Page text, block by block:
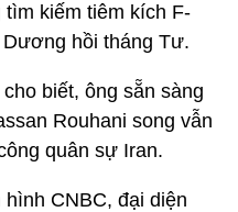
kiếm tiêm kích F-
hồi tháng Tư.
cho biết, ông sẵn sàng
Rouhani song vẫn
quân sự Iran.
CNBC, đại diện